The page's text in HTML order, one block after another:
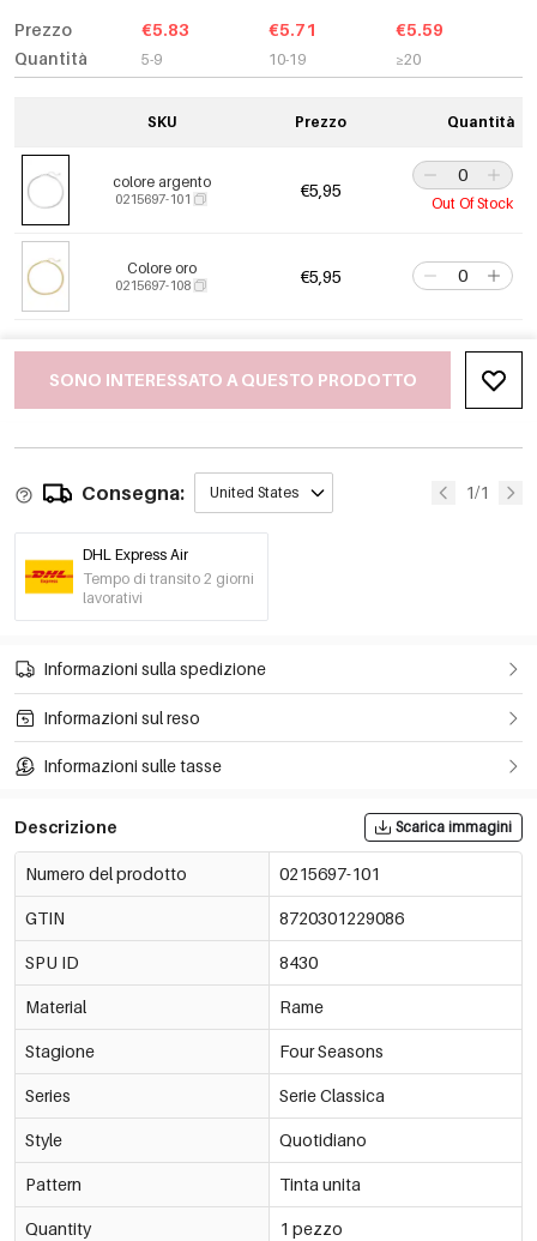
Prezzo
Quantità
€5.83
5-9
€5.71
10-19
€5.59
≥20
SKU Prezzo Quantità
colore argento
0215697-101 €5,95
Out Of Stock
Colore oro
0215697-108 €5,95
SONO INTERESSATO A QUESTO PRODOTTO
Consegna: United States 1/1
DHL Express Air
Tempo di transito 2 giorni
lavorativi
Informazioni sulla spedizione
Informazioni sul reso
Informazioni sulle tasse
Descrizione Scarica immagini
Numero del prodotto 0215697-101
GTIN 8720301229086
SPU ID 8430
Material Rame
Stagione Four Seasons
Series Serie Classica
Style Quotidiano
Pattern Tinta unita
Quantity 1 pezzo